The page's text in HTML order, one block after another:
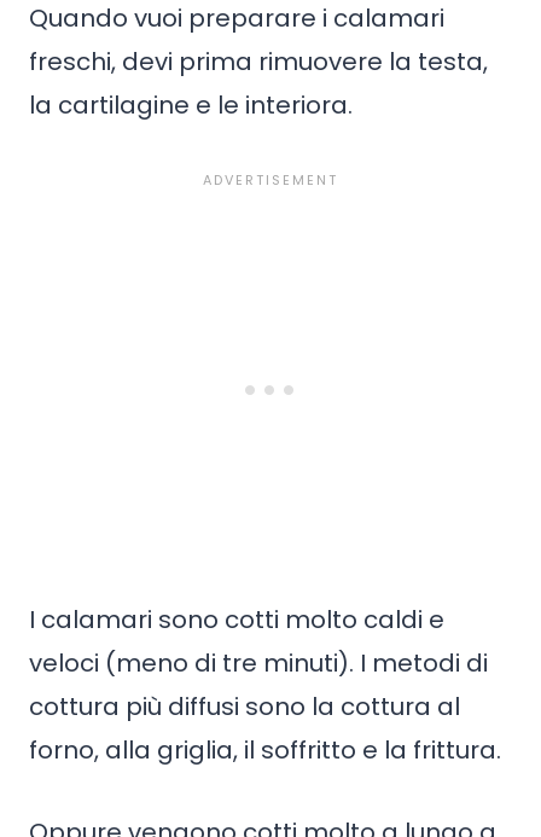
Quando vuoi preparare i calamari
freschi, devi prima rimuovere la testa,
la cartilagine e le interiora.
I calamari sono cotti molto caldi e
veloci (meno di tre minuti). I metodi di
cottura più diffusi sono la cottura al
forno, alla griglia, il soffritto e la frittura.